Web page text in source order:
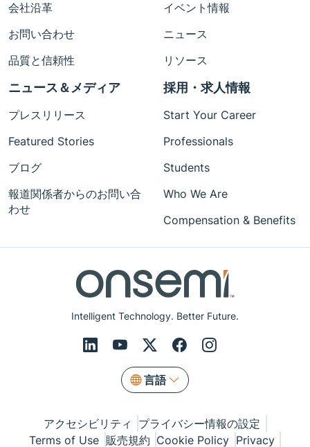
Intelligent Technology. Better Future.
言語
会社沿革
お問い合わせ
品質と信頼性
イベント情報
ニュース
リソース
ニュース＆メディア
プレスリリース
Featured Stories
ブログ
報道関係者からのお問い合
わせ
採用・求人情報
Start Your Career
Professionals
Students
Who We Are
Compensation & Benefits
アクセシビリティ
プライバシー情報の設定
Terms of Use 販売規約 Cookie Policy Privacy